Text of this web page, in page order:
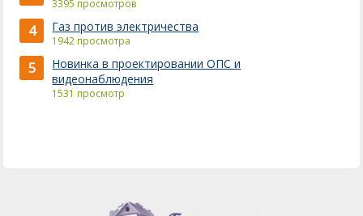
3395 просмотров
4 Газ против электричества
1942 просмотра
5
Новинка в проектировании ОПС и
видеонаблюдения
1531 просмотр